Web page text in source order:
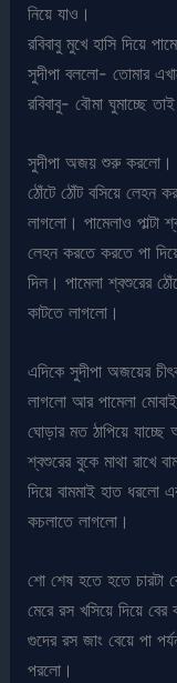
নিয়ে যাও।
রবিবাবু মুখে হাসি দিয়ে
সুদীপা বললো- তোমার
রবিবাবু- বৌমা ঘুমাচ্ছে
সুদীপা অজয় শুরু করলো।
ঠোঁটে ঠোঁট বসিয়ে লেহন
লাগলো। পামেলাও পাল্টা
লেহন করতে করতে পা
দিল। পামেলা শ্বশুরের
কাটতে লাগলো।
এদিকে সুদীপা অজয়ের
লাগলো আর পামেলা
ঘোড়ার মত ঠাপিয়ে
শ্বশুরের বুকে মাথা রাখে
দিয়ে বামমাই হাত ধরলো
কচলাতে লাগলো।
শো শেষ হতে হতে চারটা
মেরে রস খসিয়ে দিয়ে
গুদের রস জাং বেয়ে পা
পরলো।